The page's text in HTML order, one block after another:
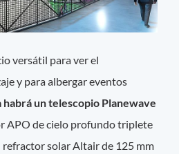
versátil para ver el
y para albergar eventos
habrá un telescopio Planewave
APO de cielo profundo triplete
refractor solar Altair de 125 mm